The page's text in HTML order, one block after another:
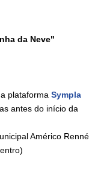
da Neve"
plataforma Sympla
antes do início da
Américo Renné